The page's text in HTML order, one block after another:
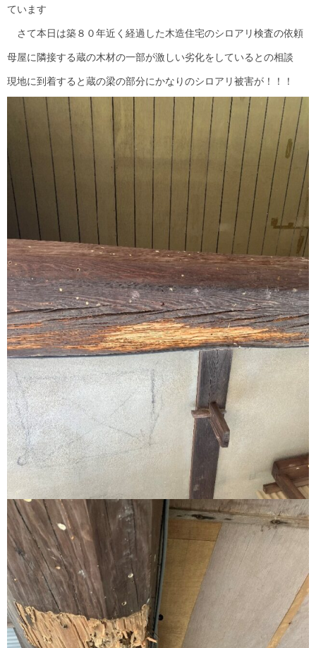
ています
さて本日は築８０年近く経過した木造住宅のシロアリ検査の依頼
母屋に隣接する蔵の木材の一部が激しい劣化をしているとの相談
現地に到着すると蔵の梁の部分にかなりのシロアリ被害が！！！